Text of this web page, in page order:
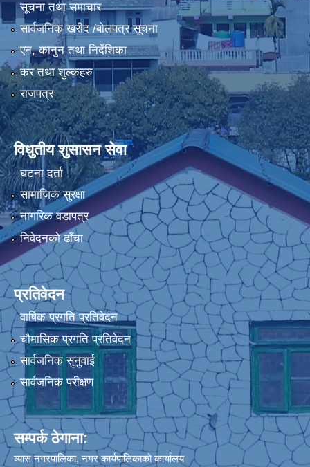
सूचना तथा समाचार
सार्वजनिक खरीद /बोलपत्र सूचना
एन, कानुन तथा निर्देशिका
कर तथा शुल्कहरु
राजपत्र
विधुतीय शुसासन सेवा
घटना दर्ता
सामाजिक सुरक्षा
नागरिक वडापत्र
निवेदनको ढाँचा
प्रतिवेदन
वार्षिक प्रगति प्रतिवेदन
चौमासिक प्रगति प्रतिवेदन
सार्वजनिक सुनुवाई
सार्वजनिक परीक्षण
सम्पर्क ठेगाना:
व्यास नगरपालिका, नगर कार्यपालिकाको कार्यालय